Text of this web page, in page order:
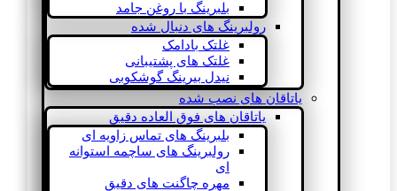
بلبرینگ با روغن جامد
رولبرینگ های دنبال شده
غلتک بادامک
غلتک های پشتیبانی
نیدل بیرینگ گوشکوبی
یاتاقان های نصب شده
یاتاقان های فوق العاده دقیق
بلبرینگ های تماس زاویه ای
رولبرینگ های ساچمه استوانه
ای
مهره چاگنت های دقیق